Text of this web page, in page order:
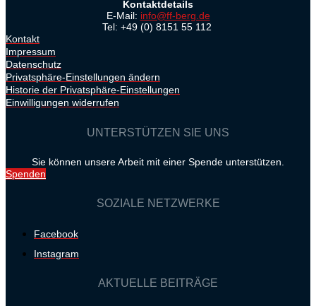
Kontaktdetails
E-Mail: info@ff-berg.de
Tel: +49 (0) 8151 55 112
Kontakt
Impressum
Datenschutz
Privatsphäre-Einstellungen ändern
Historie der Privatsphäre-Einstellungen
Einwilligungen widerrufen
UNTERSTÜTZEN SIE UNS
Sie können unsere Arbeit mit einer Spende unterstützen.
Spenden
SOZIALE NETZWERKE
Facebook
Instagram
AKTUELLE BEITRÄGE